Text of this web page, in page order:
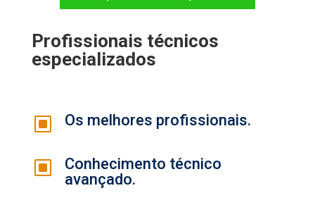
Profissionais técnicos
especializados
W Os melhores profissionais.
W
Conhecimento técnico
avançado.